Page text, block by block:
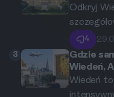
stolicy
Twojego
Odkryj
Poznaj
i punkty
4
3
Gdzie
Wiedeń,
Klimta
Wiedeń